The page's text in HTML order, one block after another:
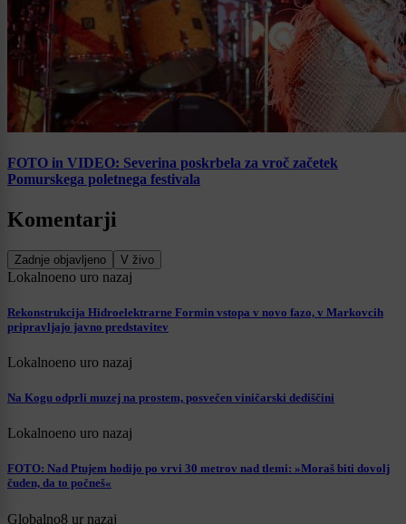
FOTO in VIDEO: Severina poskrbela za vroč začetek
Pomurskega poletnega festivala
Komentarji
Zadnje objavljeno V živo
Lokalnoeno uro nazaj
Rekonstrukcija Hidroelektrarne Formin vstopa v novo fazo, v Markovcih
pripravljajo javno predstavitev
Lokalnoeno uro nazaj
Na Kogu odprli muzej na prostem, posvečen viničarski dediščini
Lokalnoeno uro nazaj
FOTO: Nad Ptujem hodijo po vrvi 30 metrov nad tlemi: »Moraš biti dovolj
čuden, da to počneš«
Globalno8 ur nazaj